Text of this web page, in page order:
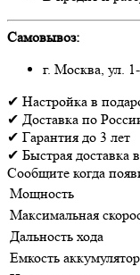
Самовывоз:
г. Москва, ул.
✔ Настройка в
✔ Доставка по
✔ Гарантия до 3 лет
✔ Быстрая доставка
Сообщите когда
Мощность
Максимальная
Дальность хода
Емкость